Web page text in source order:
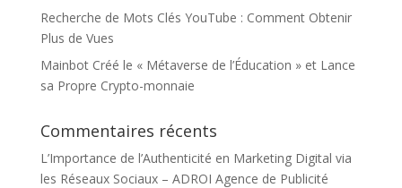
Recherche de Mots Clés YouTube : Comment Obtenir
Plus de Vues
Mainbot Créé le « Métaverse de l’Éducation » et Lance
sa Propre Crypto-monnaie
Commentaires récents
L’Importance de l’Authenticité en Marketing Digital via
les Réseaux Sociaux – ADROI Agence de Publicité